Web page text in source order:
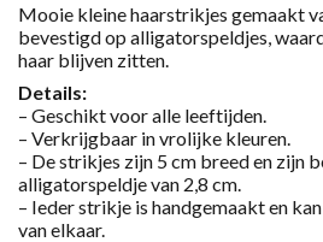
Mooie kleine haarstrikjes gemaakt
bevestigd op alligatorspeldjes,
haar blijven zitten.
Details:
– Geschikt voor alle leeftijden.
– Verkrijgbaar in vrolijke kleuren.
– De strikjes zijn 5 cm breed en zijn
alligatorspeldje van 2,8 cm.
– Ieder strikje is handgemaakt en
van elkaar.